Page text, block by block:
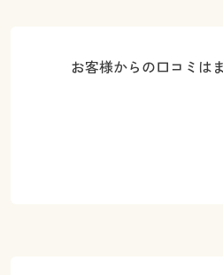
お客様からの口コミは